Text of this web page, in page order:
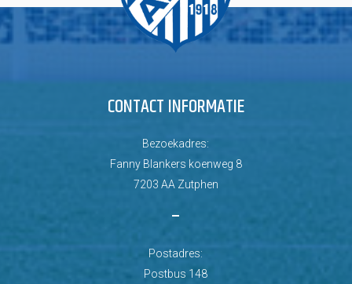
CONTACT INFORMATIE
Bezoekadres:
Fanny Blankers koenweg 8
7203 AA Zutphen
–
Postadres:
Postbus 148